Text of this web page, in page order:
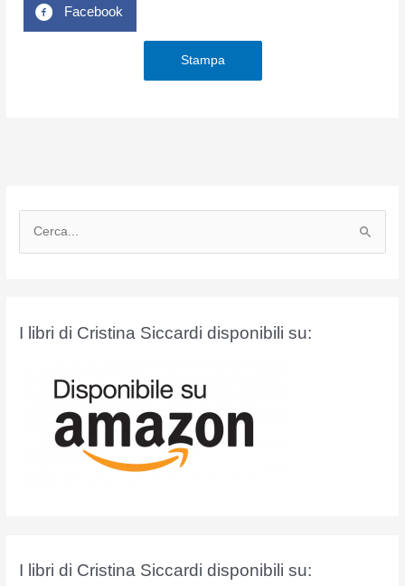
Facebook
Stampa
I libri di Cristina Siccardi disponibili su:
I libri di Cristina Siccardi disponibili su: